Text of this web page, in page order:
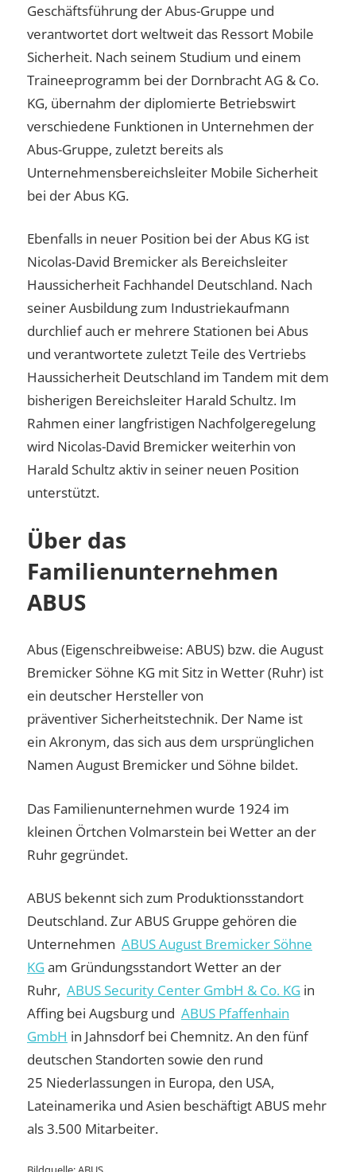
Geschäftsführung der Abus-Gruppe und
verantwortet dort weltweit das Ressort Mobile
Sicherheit. Nach seinem Studium und einem
Traineeprogramm bei der Dornbracht AG & Co.
KG, übernahm der diplomierte Betriebswirt
verschiedene Funktionen in Unternehmen der
Abus-Gruppe, zuletzt bereits als
Unternehmensbereichsleiter Mobile Sicherheit
bei der Abus KG.
Ebenfalls in neuer Position bei der Abus KG ist
Nicolas-David Bremicker als Bereichsleiter
Haussicherheit Fachhandel Deutschland. Nach
seiner Ausbildung zum Industriekaufmann
durchlief auch er mehrere Stationen bei Abus
und verantwortete zuletzt Teile des Vertriebs
Haussicherheit Deutschland im Tandem mit dem
bisherigen Bereichsleiter Harald Schultz. Im
Rahmen einer langfristigen Nachfolgeregelung
wird Nicolas-David Bremicker weiterhin von
Harald Schultz aktiv in seiner neuen Position
unterstützt.
Über das
Familienunternehmen
ABUS
Abus (Eigenschreibweise: ABUS) bzw. die August
Bremicker Söhne KG mit Sitz in Wetter (Ruhr) ist
ein deutscher Hersteller von
präventiver Sicherheitstechnik. Der Name ist
ein Akronym, das sich aus dem ursprünglichen
Namen August Bremicker und Söhne bildet.
Das Familienunternehmen wurde 1924 im
kleinen Örtchen Volmarstein bei Wetter an der
Ruhr gegründet.
ABUS bekennt sich zum Produktionsstandort
Deutschland. Zur ABUS Gruppe gehören die
Unternehmen ABUS August Bremicker Söhne
KG am Gründungsstandort Wetter an der
Ruhr, ABUS Security Center GmbH & Co. KG in
Affing bei Augsburg und ABUS Pfaffenhain
GmbH in Jahnsdorf bei Chemnitz. An den fünf
deutschen Standorten sowie den rund
25 Niederlassungen in Europa, den USA,
Lateinamerika und Asien beschäftigt ABUS mehr
als 3.500 Mitarbeiter.